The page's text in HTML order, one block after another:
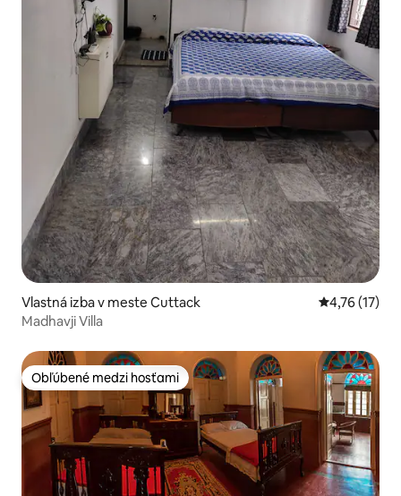
Vlastná izba v meste Cuttack Priemerné
4,76 (17)
Madhavji Villa
Obľúbené medzi hosťami
Obľúbené medzi hosťami